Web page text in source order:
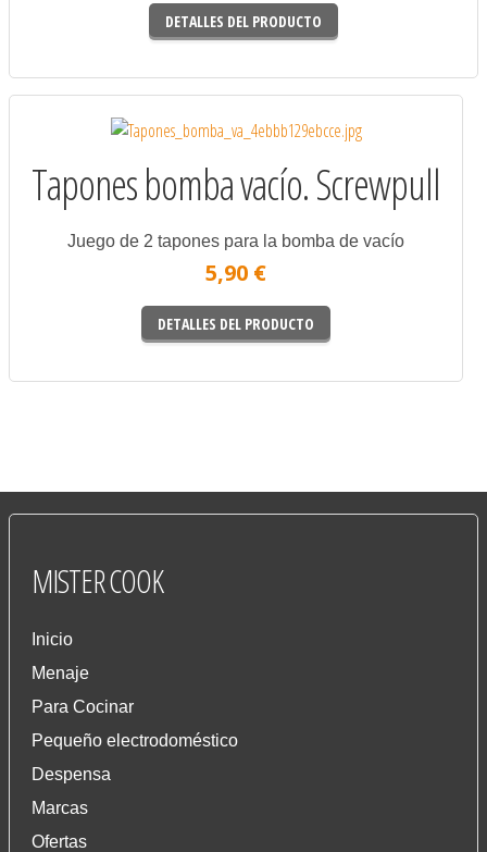
DETALLES DEL PRODUCTO
Tapones bomba vacío. Screwpull
Juego de 2 tapones para la bomba de vacío
5,90 €
DETALLES DEL PRODUCTO
MISTERCOOK
Inicio
Menaje
Para Cocinar
Pequeño electrodoméstico
Despensa
Marcas
Ofertas